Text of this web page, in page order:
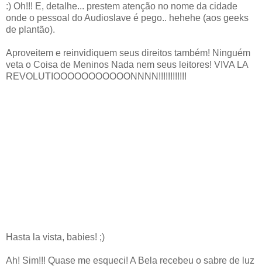
:) Oh!!! E, detalhe... prestem atenção no nome da cidade
onde o pessoal do Audioslave é pego.. hehehe (aos geeks
de plantão).
Aproveitem e reinvidiquem seus direitos também! Ninguém
veta o Coisa de Meninos Nada nem seus leitores! VIVA LA
REVOLUTIOOOOOOOOOOONNNN!!!!!!!!!!!!
Hasta la vista, babies! ;)
Ah! Sim!!! Quase me esqueci! A Bela recebeu o sabre de luz